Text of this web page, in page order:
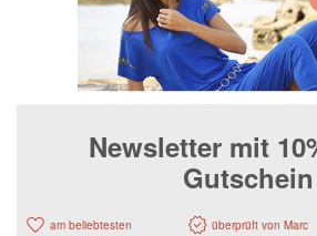
Fressnapf
adidas
Parfumdreams
apodiscounter
OTTO Office
Newsletter mit
Gutschein
am beliebtesten überprüft von Marc